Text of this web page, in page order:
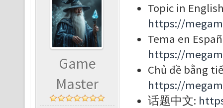
Game
Master
Topic in
https://
Tema en
https://
Chủ đề bằng
https://
话题中文: